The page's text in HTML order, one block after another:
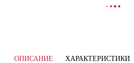
СООБЩИТЬ О
ОПИСАНИЕ ХАРАКТЕРИСТИКИ